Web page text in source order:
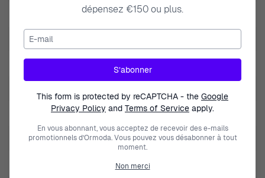
Orphelia
nature de la pierre précieuse
Genre
Diamètre1.5cm
Couleur des pierresBlanc
Créoles
dépensez €150 ou plus.
E-mail
S’abonner
This form is protected by reCAPTCHA - the Google
Privacy Policy and Terms of Service apply.
En vous abonnant, vous acceptez de recevoir des e-mails
promotionnels d’Ormoda. Vous pouvez vous désabonner à tout
moment.
Non merci